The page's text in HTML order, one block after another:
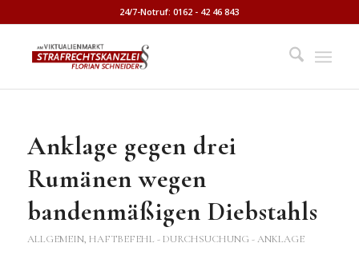
24/7-Notruf: 0162 - 42 46 843
Anklage gegen drei
Rumänen wegen
bandenmäßigen Diebstahls
ALLGEMEIN, HAFTBEFEHL - DURCHSUCHUNG - ANKLAGE